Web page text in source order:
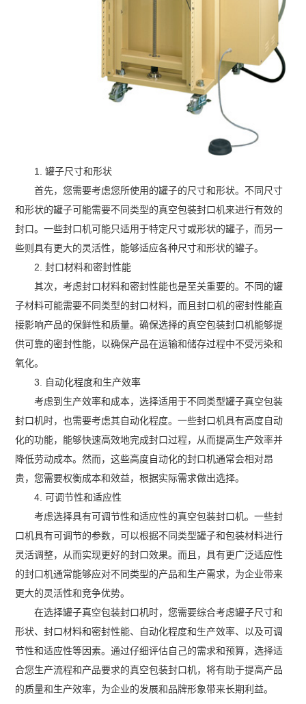
1. 罐子尺寸和形状
首先，您需要考虑您所使用的罐子的尺寸和形状。不同尺寸
和形状的罐子可能需要不同类型的真空包装封口机来进行有效的
封口。一些封口机可能只适用于特定尺寸或形状的罐子，而另一
些则具有更大的灵活性，能够适应各种尺寸和形状的罐子。
2. 封口材料和密封性能
其次，考虑封口材料和密封性能也是至关重要的。不同的罐
子材料可能需要不同类型的封口材料，而且封口机的密封性能直
接影响产品的保鲜性和质量。确保选择的真空包装封口机能够提
供可靠的密封性能，以确保产品在运输和储存过程中不受污染和
氧化。
3. 自动化程度和生产效率
考虑到生产效率和成本，选择适用于不同类型罐子真空包装
封口机时，也需要考虑其自动化程度。一些封口机具有高度自动
化的功能，能够快速高效地完成封口过程，从而提高生产效率并
降低劳动成本。然而，这些高度自动化的封口机通常会相对昂
贵，您需要权衡成本和效益，根据实际需求做出选择。
4. 可调节性和适应性
考虑选择具有可调节性和适应性的真空包装封口机。一些封
口机具有可调节的参数，可以根据不同类型罐子和包装材料进行
灵活调整，从而实现更好的封口效果。而且，具有更广泛适应性
的封口机通常能够应对不同类型的产品和生产需求，为企业带来
更大的灵活性和竞争优势。
在选择罐子真空包装封口机时，您需要综合考虑罐子尺寸和
形状、封口材料和密封性能、自动化程度和生产效率、以及可调
节性和适应性等因素。通过仔细评估自己的需求和预算，选择适
合您生产流程和产品要求的真空包装封口机，将有助于提高产品
的质量和生产效率，为企业的发展和品牌形象带来长期利益。‍